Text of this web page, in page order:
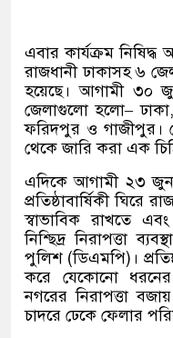
এবার কার্যক্রম
রাজধানী ঢাকাসহ ৬
হয়েছে। আগামী ৩০
জেলাগুলো হলো–ঢাকা
ফরিদপুর ও গাজীপুর।
থেকে জারি করা এক
এদিকে আগামী ২৩ জুন
প্রতিষ্ঠাবার্ষিকী ঘিরে
স্বাভাবিক রাখতে
নিশ্ছিদ্র নিরাপত্তা
পুলিশ(ডিএমপি) ।
করে যেকোনো
নগরের নিরাপত্তা
চাদরে ঢেকে ফেলার